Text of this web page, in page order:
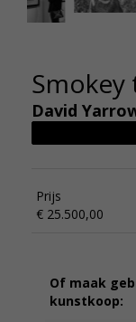
David
Prijs
€ 25.500,00
Of maak
kunstkoop: